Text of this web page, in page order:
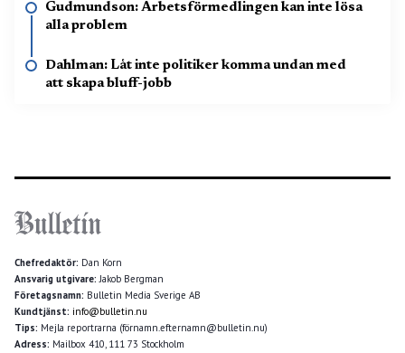
Gudmundson: Arbetsförmedlingen kan inte lösa
alla problem
Dahlman: Låt inte politiker komma undan med
att skapa bluff-jobb
Chefredaktör: Dan Korn
Ansvarig utgivare:Jakob Bergman
Företagsnamn: Bulletin Media Sverige AB
Kundtjänst: info@bulletin.nu
Tips: Mejla reportrarna (förnamn.efternamn@bulletin.nu)
Adress: Mailbox 410, 111 73 Stockholm